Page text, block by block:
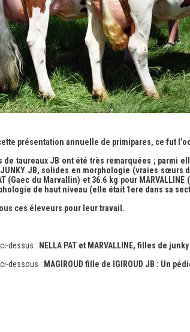
présentation annuelle de primipares, ce fut
de taureaux JB ont été très remarquées ; parmi
JB, solides en morphologie (vraies sœurs
(Gaec du Marvallin) et 36.6 kg pour
de haut niveau (elle était 1ere dans sa
ces éleveurs pour leur travail.
dessus : NELLA PAT et MARVALLINE, filles de
dessous : MAGIROUD fille de IGIROUD JB : Un